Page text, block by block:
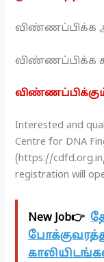
விண்ணப்பிக்க
விண்ணப்பிக்க
Interested and
Centre for DNA
(https://
registration will
New Job👉